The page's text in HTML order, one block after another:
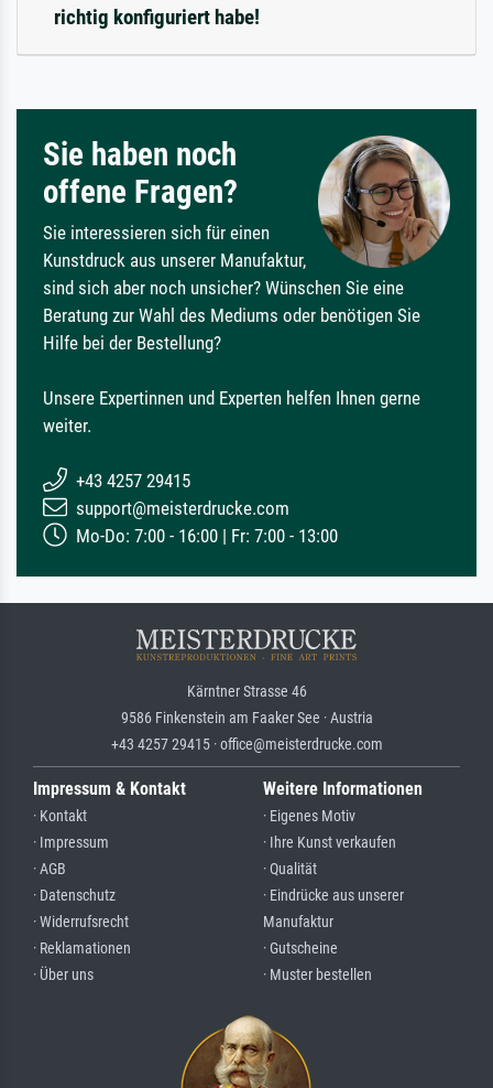
richtig konfiguriert habe!
Sie haben noch
offene Fragen?
Sie interessieren sich für einen
Kunstdruck aus unserer Manufaktur,
sind sich aber noch unsicher? Wünschen Sie eine
Beratung zur Wahl des Mediums oder benötigen Sie
Hilfe bei der Bestellung?
Unsere Expertinnen und Experten helfen Ihnen gerne
weiter.
+43 4257 29415
support@meisterdrucke.com
Mo-Do: 7:00 - 16:00 | Fr: 7:00 - 13:00
Kärntner Strasse 46
9586 Finkenstein am Faaker See · Austria
+43 4257 29415 · office@meisterdrucke.com
Impressum & Kontakt
· Kontakt
· Impressum
· AGB
· Datenschutz
· Widerrufsrecht
· Reklamationen
· Über uns
Weitere Informationen
· Eigenes Motiv
· Ihre Kunst verkaufen
· Qualität
· Eindrücke aus unserer
Manufaktur
· Gutscheine
· Muster bestellen